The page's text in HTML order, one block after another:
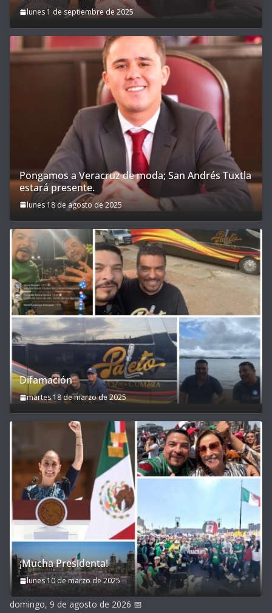
lunes 1 de septiembre de 2025
Pongamos a Veracruz de moda; San Andrés Tuxtla
estará presente.
lunes 18 de agosto de 2025
Difamación
martes 18 de marzo de 2025
¡Mucha Presidenta!
lunes 10 de marzo de 2025
domingo, 9 de agosto de 2026 📅